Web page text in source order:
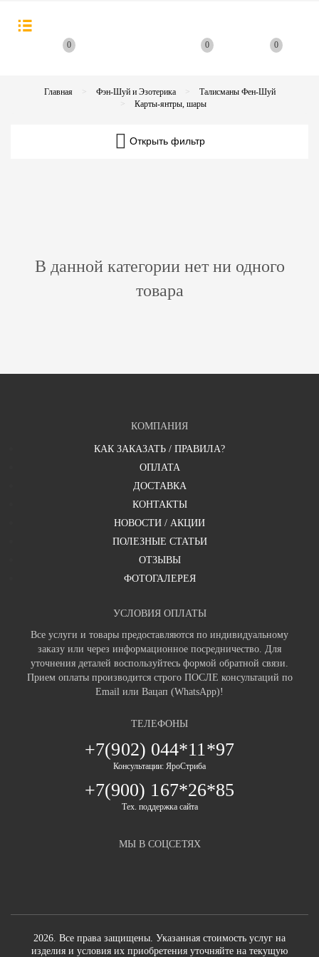
0 0 0
Главная Фэн-Шуй и Эзотерика
Талисманы Фен-Шуй
Карты-янтры, шары
Открыть фильтр
В данной категории нет ни одного
товара
КОМПАНИЯ
КАК ЗАКАЗАТЬ / ПРАВИЛА?
ОПЛАТА
ДОСТАВКА
КОНТАКТЫ
НОВОСТИ / АКЦИИ
ПОЛЕЗНЫЕ СТАТЬИ
ОТЗЫВЫ
ФОТОГАЛЕРЕЯ
УСЛОВИЯ ОПЛАТЫ
Все услуги и товары предоставляются по индивидуальному
заказу или через информационное посредничество. Для
уточнения деталей воспользуйтесь формой обратной связи.
Прием оплаты производится строго ПОСЛЕ консультаций по
Email или Вацап (WhatsApp)!
ТЕЛЕФОНЫ
+7(902) 044*11*97
Консультации: ЯроСтриба
+7(900) 167*26*85
Тех. поддержка сайта
МЫ В СОЦСЕТЯХ
2026. Все права защищены. Указанная стоимость услуг на
изделия и условия их приобретения уточняйте на текущую